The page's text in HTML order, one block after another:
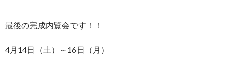
最後の完成内覧会です！！
4月14日（土）～16日（月）